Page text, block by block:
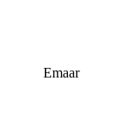
Emaar